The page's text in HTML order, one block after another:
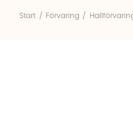
Start Förvaring